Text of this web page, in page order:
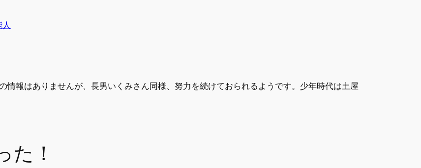
情報はありませんが、長男いくみさん同様、努力を続けておられるようです。少年時代は土屋
た！